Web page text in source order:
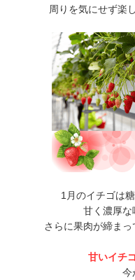
周りを気にせず楽
1月のイチゴは
甘く濃厚な
さらに果肉が締まっ
甘いイチ
今